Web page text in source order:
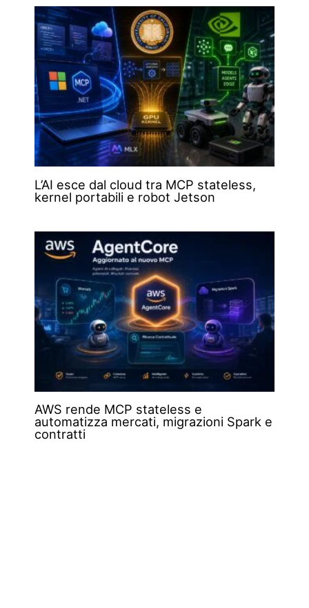
L’AI esce dal cloud tra MCP stateless,
kernel portabili e robot Jetson
AWS rende MCP stateless e
automatizza mercati, migrazioni Spark e
contratti